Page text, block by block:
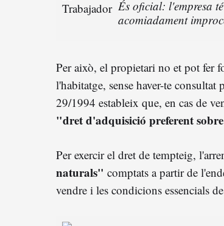
És oficial: l'empresa
acomiadament
Per això, el propietari no et pot fer
l'habitatge, sense haver-te
29/1994 estableix que, en cas de
"dret d'adquisició preferent
Per exercir el dret de tempteig,
naturals" comptats a partir de
vendre i les condicions essencials